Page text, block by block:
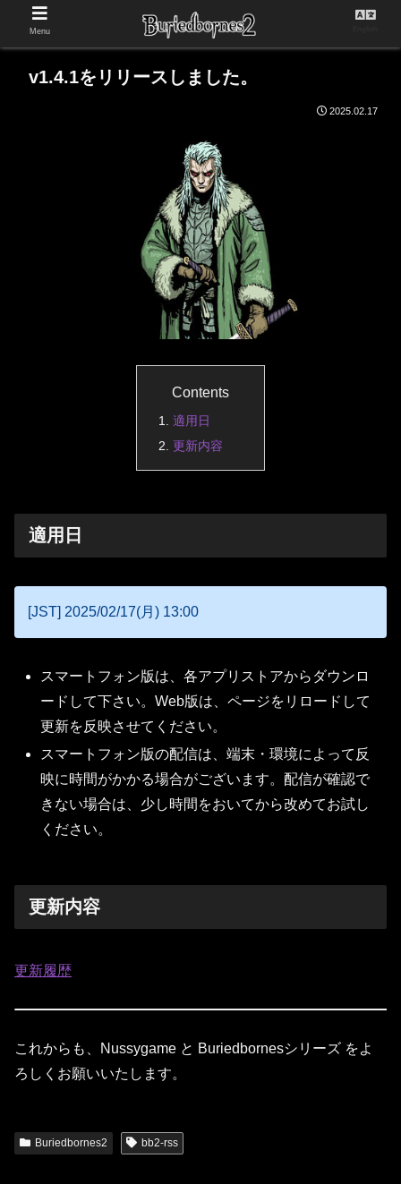
v1.4.1をリリースしました。
2025.02.17
Contents
適用日
更新内容
適用日
[JST] 2025/02/17(月) 13:00
スマートフォン版は、各アプリストアからダウンロ
ードして下さい。Web版は、ページをリロードして
更新を反映させてください。
スマートフォン版の配信は、端末・環境によって反
映に時間がかかる場合がございます。配信が確認で
きない場合は、少し時間をおいてから改めてお試し
ください。
更新内容
更新履歴
これからも、Nussygame と Buriedbornesシリーズ をよ
ろしくお願いいたします。
Buriedbornes2 bb2-rss
Menu